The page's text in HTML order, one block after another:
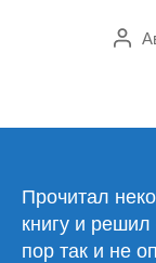
Прочитал
книгу и
пор так и не